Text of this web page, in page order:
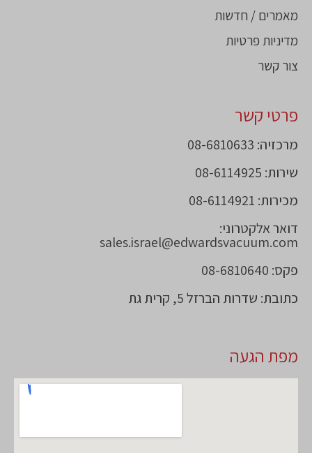
מאמרים / חדשות
מדיניות פרטיות
צור קשר
פרטי קשר
מרכזיה: 08-6810633
שירות: 08-6114925
מכירות: 08-6114921
דואר אלקטרוני:
sales.israel@edwardsvacuum.com
פקס: 08-6810640
כתובת: שדרות הברזל 5, קרית גת
מפת הגעה